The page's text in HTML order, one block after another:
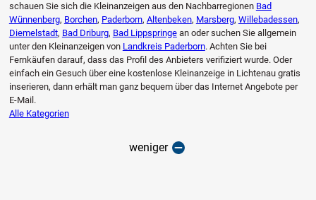
schauen Sie sich die Kleinanzeigen aus den Nachbarregionen Bad
Wünnenberg, Borchen, Paderborn, Altenbeken, Marsberg, Willebadessen,
Diemelstadt, Bad Driburg, Bad Lippspringean oder suchen Sie allgemein
unter den Kleinanzeigen von Landkreis Paderborn. Achten Sie bei
Fernkäufen darauf, dass das Profil des Anbieters verifiziert wurde. Oder
einfach ein Gesuch über eine kostenlose Kleinanzeige in Lichtenau gratis
inserieren, dann erhält man ganz bequem über das Internet Angebote per
E-Mail.
Alle Kategorien
weniger